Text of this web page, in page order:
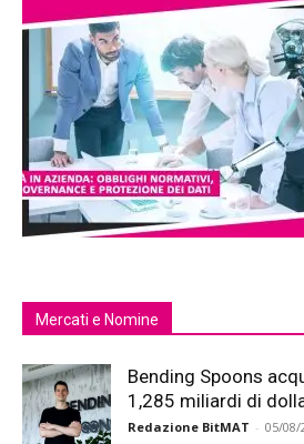
Mercati e Nomine
Bending Spoons
1,285 miliardi di
Redazione BitMAT - 05/08/